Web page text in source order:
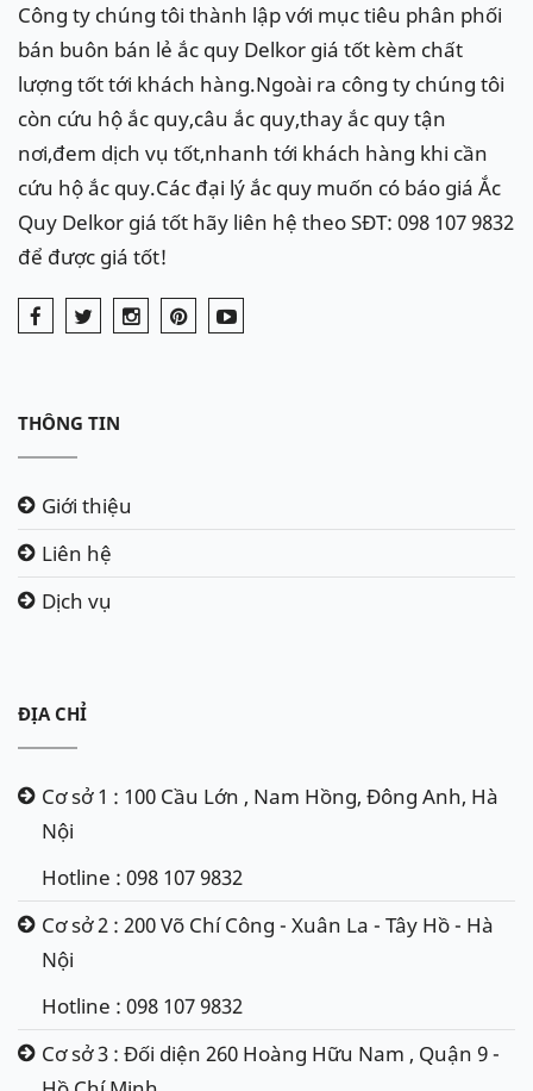
Công ty chúng tôi thành lập với mục tiêu phân phối
bán buôn bán lẻ ắc quy Delkor giá tốt kèm chất
lượng tốt tới khách hàng.Ngoài ra công ty chúng tôi
còn cứu hộ ắc quy,câu ắc quy,thay ắc quy tận
nơi,đem dịch vụ tốt,nhanh tới khách hàng khi cần
cứu hộ ắc quy.Các đại lý ắc quy muốn có báo giá Ắc
Quy Delkor giá tốt hãy liên hệ theo SĐT: 098 107 9832
để được giá tốt!
THÔNG TIN
Giới thiệu
Liên hệ
Dịch vụ
ĐỊA CHỈ
Cơ sở 1 : 100 Cầu Lớn , Nam Hồng, Đông Anh, Hà
Nội
Hotline : 098 107 9832
Cơ sở 2 : 200 Võ Chí Công - Xuân La - Tây Hồ - Hà
Nội
Hotline : 098 107 9832
Cơ sở 3 : Đối diện 260 Hoàng Hữu Nam , Quận 9 -